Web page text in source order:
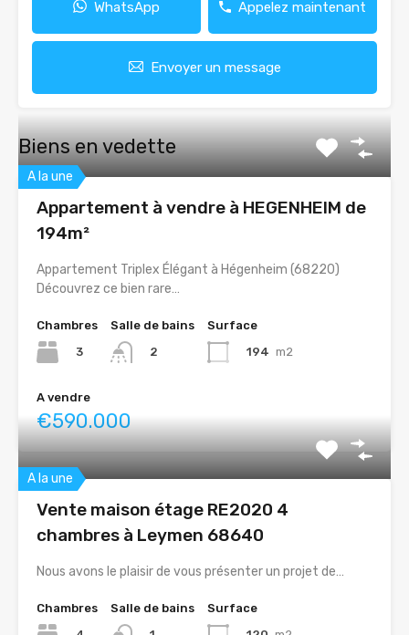
WhatsApp Appelez maintenant
Envoyer un message
Biens en vedette
A la une
Appartement à vendre à HEGENHEIM de
194m²
Appartement Triplex Élégant à Hégenheim (68220)
Découvrez ce bien rare…
Chambres
3
Salle de bains
2
Surface
194 m2
A vendre
€590.000
A la une
Vente maison étage RE2020 4
chambres à Leymen 68640
Nous avons le plaisir de vous présenter un projet de…
Chambres
Salle de bains
Surface